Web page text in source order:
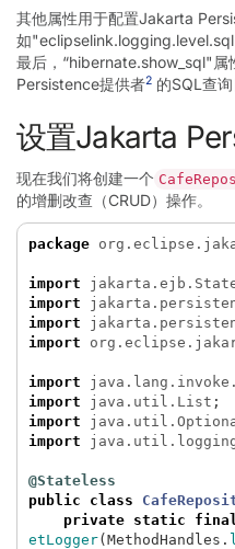
其他属性用于配置Jakarta
如
最后，“hibernate.show_sql"
Persistence提供者2 的SQL查询
设置Jakarta
现在我们将创建一个
的增删改查（CRUD）操作。
package
import
import
import
import
import
import
java.util.List ;
import
import
@Stateless
public
class
private
static final
etLogger( MethodHandles .